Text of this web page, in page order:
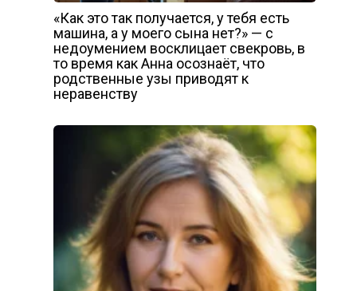
«Как это так получается, у тебя есть
машина, а у моего сына нет?» — с
недоумением восклицает свекровь, в
то время как Анна осознаёт, что
родственные узы приводят к
неравенству